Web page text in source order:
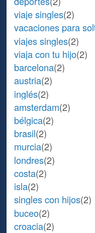
viaje singles(2)
vacaciones para
viajes singles(2)
viaja con tu hijo(2)
barcelona(2)
austria(2)
inglés(2)
amsterdam(2)
bélgica(2)
brasil(2)
murcia(2)
londres(2)
costa(2)
isla(2)
singles con hijos(2)
buceo(2)
croacia(2)